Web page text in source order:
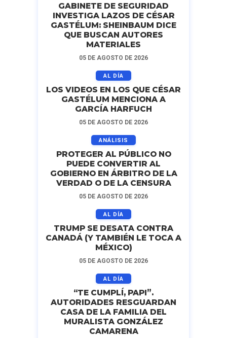
GABINETE DE SEGURIDAD
INVESTIGA LAZOS DE CÉSAR
GASTÉLUM: SHEINBAUM DICE
QUE BUSCAN AUTORES
MATERIALES
05 DE AGOSTO DE 2026
AL DÍA
LOS VIDEOS EN LOS QUE CÉSAR
GASTÉLUM MENCIONA A
GARCÍA HARFUCH
05 DE AGOSTO DE 2026
ANÁLISIS
PROTEGER AL PÚBLICO NO
PUEDE CONVERTIR AL
GOBIERNO EN ÁRBITRO DE LA
VERDAD O DE LA CENSURA
05 DE AGOSTO DE 2026
AL DÍA
TRUMP SE DESATA CONTRA
CANADÁ (Y TAMBIÉN LE TOCA A
MÉXICO)
05 DE AGOSTO DE 2026
AL DÍA
“TE CUMPLÍ, PAPI”.
AUTORIDADES RESGUARDAN
CASA DE LA FAMILIA DEL
MURALISTA GONZÁLEZ
CAMARENA